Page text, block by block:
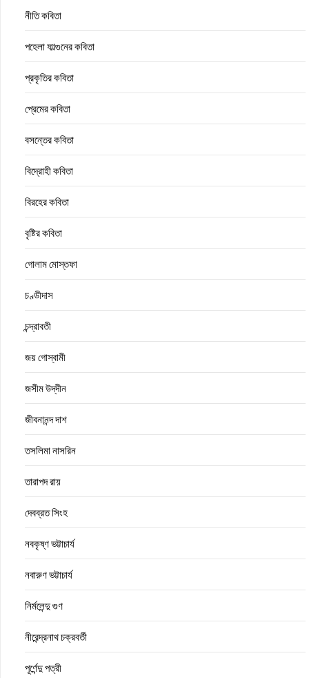
নীতি কবিতা
পহেলা ফাল্গুনের কবিতা
প্রকৃতির কবিতা
প্রেমের কবিতা
বসন্তের কবিতা
বিদ্রোহী কবিতা
বিরহের কবিতা
বৃষ্টির কবিতা
গোলাম মোস্তফা
চণ্ডীদাস
চন্দ্রাবতী
জয় গোস্বামী
জসীম উদ্‌দীন
জীবনানন্দ দাশ
তসলিমা নাসরিন
তারাপদ রায়
দেবব্রত সিংহ
নবকৃষ্ণ ভট্টাচার্য
নবারুণ ভট্টাচার্য
নির্মলেন্দু গুণ
নীরেন্দ্রনাথ চক্রবর্তী
পূর্ণেন্দু পত্রী